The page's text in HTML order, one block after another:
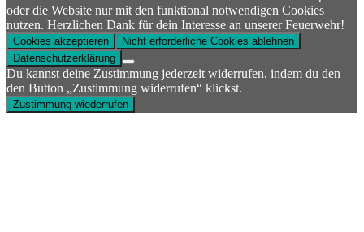
oder die Website nur mit den funktional notwendigen Cookies
nutzen. Herzlichen Dank für dein Interesse an unserer Feuerwehr!
Cookies akzeptieren
Nicht erforderliche Cookies ablehnen
Datenschutzerklärung
Du kannst deine Zustimmung jederzeit widerrufen, indem du den
den Button „Zustimmung widerrufen“ klickst.
Zustimmung wiederrufen